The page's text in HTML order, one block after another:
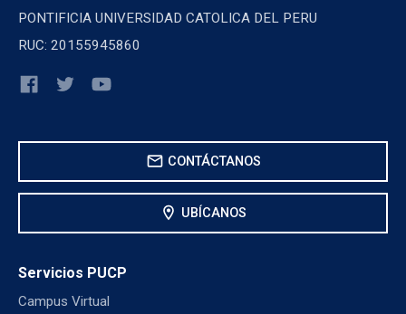
PONTIFICIA UNIVERSIDAD CATOLICA DEL PERU
RUC: 20155945860
mail CONTÁCTANOS
location_on UBÍCANOS
Servicios PUCP
Campus Virtual